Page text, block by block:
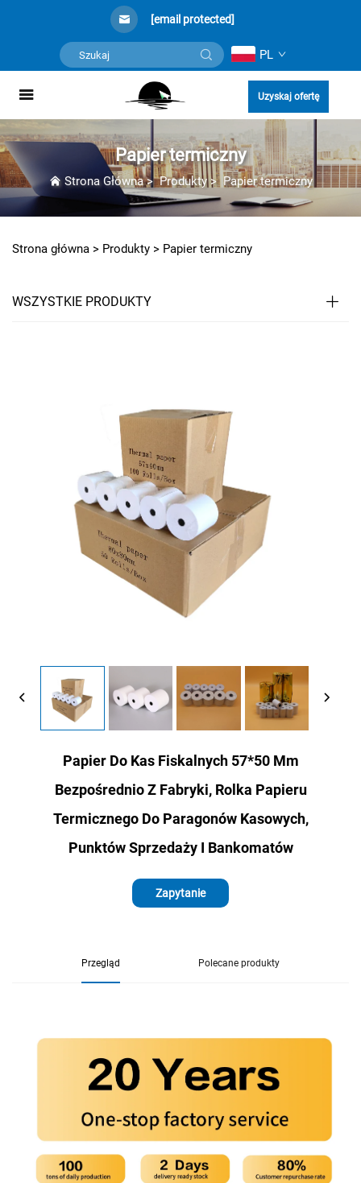
[email protected]
PL
Uzyskaj ofertę
Papier termiczny
Strona Główna>Produkty> Papier termiczny
Strona główna > Produkty > Papier termiczny
WSZYSTKIE PRODUKTY
Papier Do Kas Fiskalnych 57*50 Mm
Bezpośrednio Z Fabryki, Rolka Papieru
Termicznego Do Paragonów Kasowych,
Punktów Sprzedaży I Bankomatów
Zapytanie
Przegląd Polecane produkty